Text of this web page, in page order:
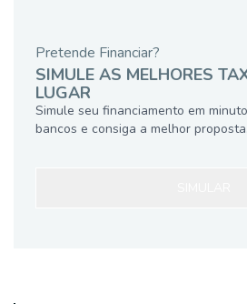
Pretende Financiar?
SIMULE AS MELHORES
LUGAR
Simule seu financiamento em
bancos e consiga a melhor proposta.